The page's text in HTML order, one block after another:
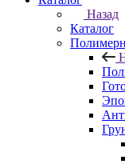
Назад
Каталог